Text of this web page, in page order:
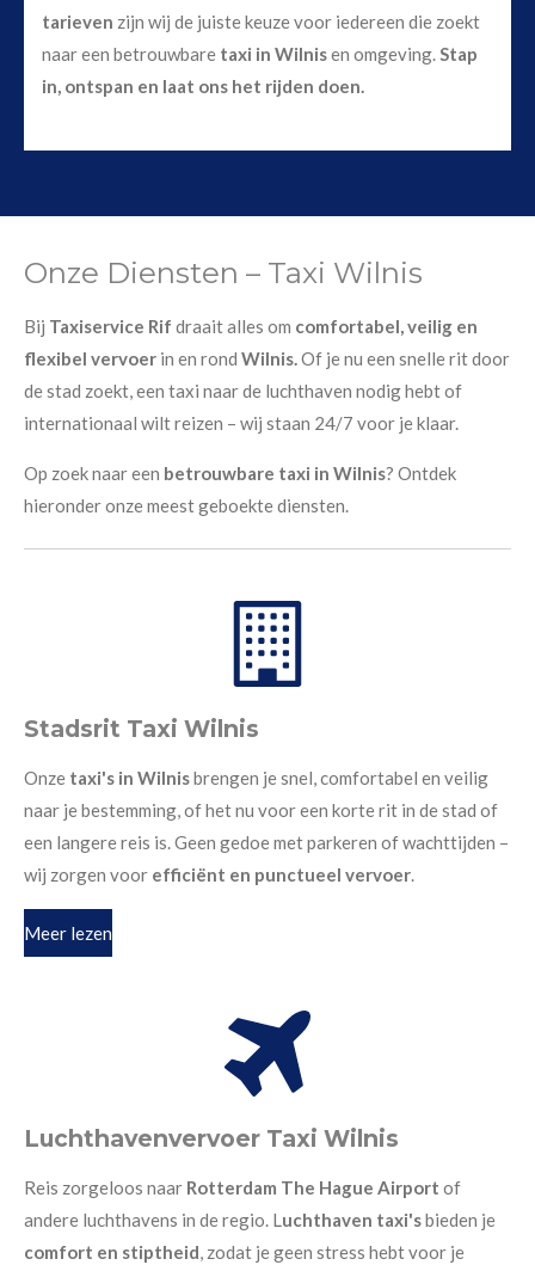
tarieven zijn wij de juiste keuze voor iedereen die zoekt
naar een betrouwbare taxi in Wilnisen omgeving.Stap
in, ontspan en laat ons het rijden doen.
Onze Diensten – Taxi Wilnis
Bij Taxiservice Rif draait alles om comfortabel, veilig en
flexibel vervoer in en rond Wilnis.Of je nu een snelle rit door
de stad zoekt, een taxi naar de luchthaven nodig hebt of
internationaal wilt reizen – wij staan 24/7 voor je klaar.
Op zoek naar een betrouwbare taxi in Wilnis? Ontdek
hieronder onze meest geboekte diensten.
Stadsrit Taxi Wilnis
Onze taxi's in Wilnisbrengen je snel, comfortabel en veilig
naar je bestemming, of het nu voor een korte rit in de stad of
een langere reis is. Geen gedoe met parkeren of wachttijden –
wij zorgen voor efficiënt en punctueel vervoer.
Meer lezen
Luchthavenvervoer Taxi Wilnis
Reis zorgeloos naar Rotterdam The Hague Airport of
andere luchthavens in de regio. Luchthaven taxi'sbieden je
comfort en stiptheid, zodat je geen stress hebt voor je